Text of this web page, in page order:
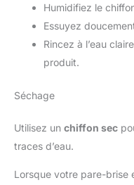
des produits de maintenance
d'entretien pour les deux
aux performances haut de
gamme pour satisfaire les
exigeants en route ou en tout-
Humidifiez le
Essuyez
Rincez à l’eau
produit.
Séchage
Utilisez un chiffon sec
traces d’eau.
Lorsque votre pare-brise